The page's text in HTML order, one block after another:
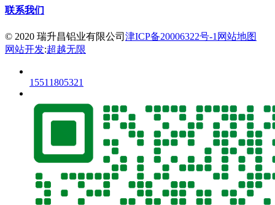
联系我们
© 2020 瑞升昌铝业有限公司 津ICP备20006322号-1 网站地图
网站开发:超越无限
15511805321